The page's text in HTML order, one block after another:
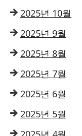
2025년 10월
2025년 9월
2025년 8월
2025년 7월
2025년 6월
2025년 5월